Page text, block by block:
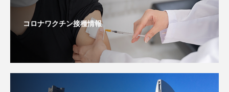
コロナワクチン接種情報